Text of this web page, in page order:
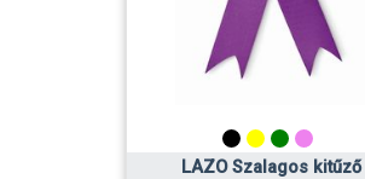
LAZO Szalagos kitűző